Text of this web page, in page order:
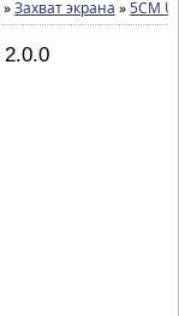
»Захват экрана »5CM
2.0.0